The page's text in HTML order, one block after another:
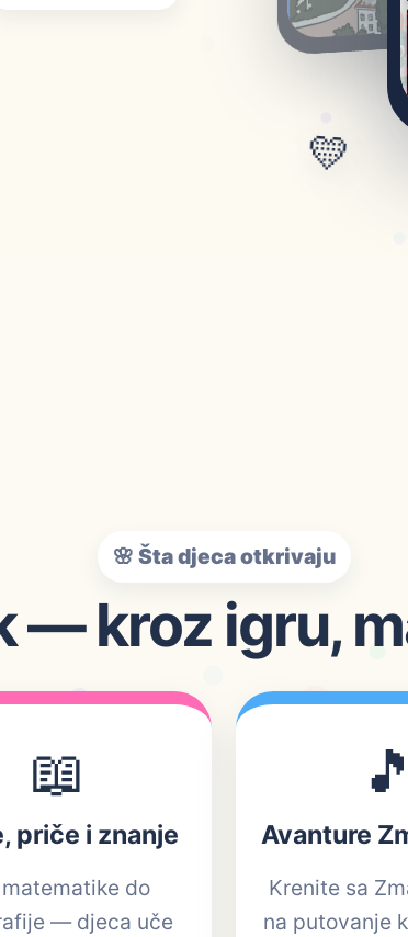
💛
🌸 Šta djeca otkrivaju
— kroz igru,
📖
priče i znanje
do
— djeca uče
🎵
Avanture
Krenite sa
na putovanje